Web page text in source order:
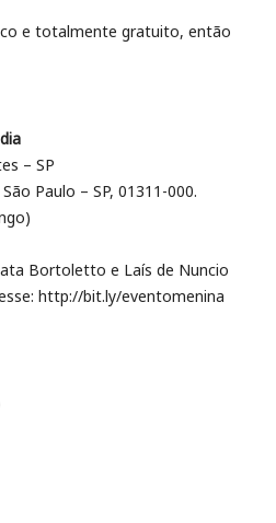
e totalmente gratuito, então
– SP
Paulo – SP, 01311-000.
Bortoletto e Laís de Nuncio
http://bit.ly/eventomenina